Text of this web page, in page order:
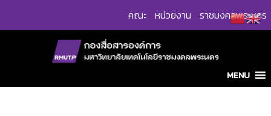
คณะ หน่วยงาน ราชมงคลพระนคร
MENU